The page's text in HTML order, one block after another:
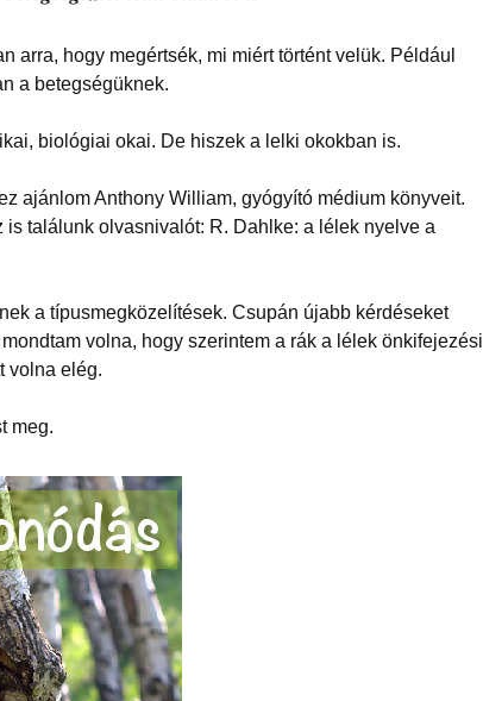
arra, hogy megértsék, mi miért történt velük. Például
a betegségüknek.
biológiai okai. De hiszek a lelki okokban is.
ajánlom Anthony William, gyógyító médium könyveit.
is találunk olvasnivalót: R. Dahlke: a lélek nyelve a
a típusmegközelítések. Csupán újabb kérdéseket
volna, hogy szerintem a rák a lélek önkifejezési
volna elég.
meg.